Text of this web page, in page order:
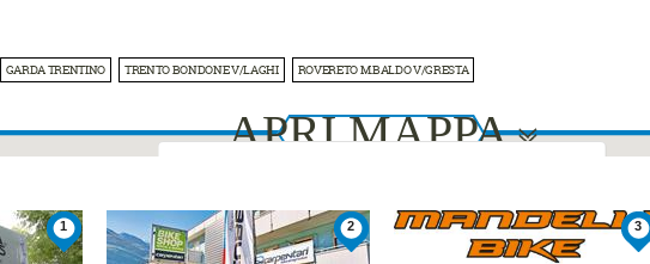
GARDA TRENTINO TRENTO BONDONE V/LAGHI ROVERETO M.BALDO V/GRESTA
APRI MAPPA
This page can't load Google Maps correctly.
1 2 3